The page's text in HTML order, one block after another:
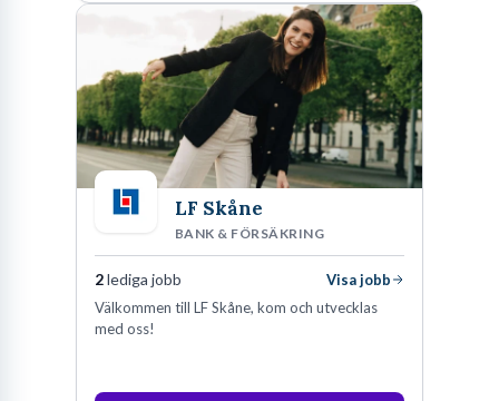
LF Skåne
BANK & FÖRSÄKRING
2lediga jobb
Visa jobb
Välkommen till LF Skåne, kom och utvecklas
med oss!